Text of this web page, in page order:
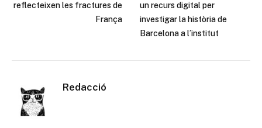
reflecteixen les fractures de
França
un recurs digital per
investigar la història de
Barcelona a l’institut
Redacció